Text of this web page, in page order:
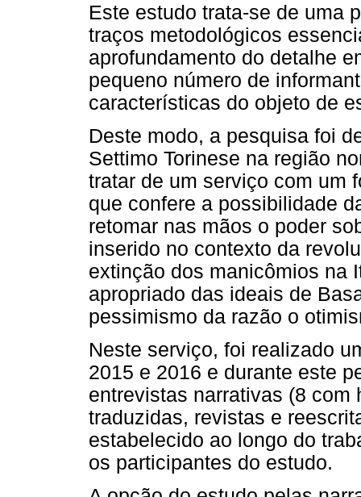
Este estudo trata-se de uma
traços metodológicos
aprofundamento do detalhe
pequeno número de
características do objeto de
Deste modo, a pesquisa foi
Settimo Torinese na região
tratar de um serviço com um
que confere a possibilidade
retomar nas mãos o poder
inserido no contexto da
extinção dos manicômios na
apropriado das ideais de
pessimismo da razão o
Neste serviço, foi realizado
2015 e 2016 e durante este
entrevistas narrativas (8
traduzidas, revistas e
estabelecido ao longo do
os participantes do estudo.